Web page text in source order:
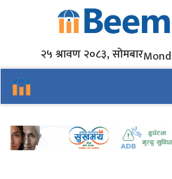
२५ श्रावण २०८३, सोमबार